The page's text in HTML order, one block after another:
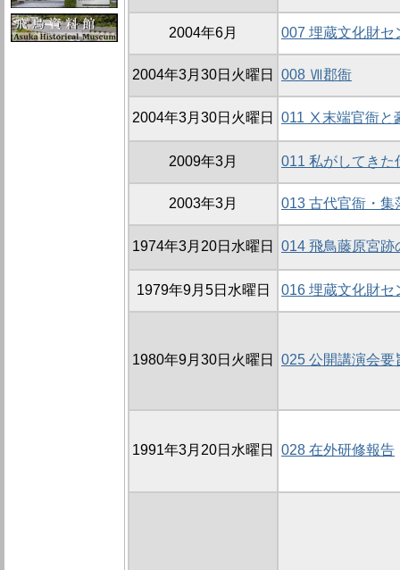
2004年6月 007 埋蔵文化財セ
2004年3月30日火曜日 008 Ⅶ郡衙
2004年3月30日火曜日 011 Ⅹ末端官衙と
2009年3月 011 私がしてきた
2003年3月 013 古代官衙・集
1974年3月20日水曜日 014 飛鳥藤原宮跡
1979年9月5日水曜日 016 埋蔵文化財セ
1980年9月30日火曜日 025 公開講演会要
1991年3月20日水曜日 028 在外研修報告